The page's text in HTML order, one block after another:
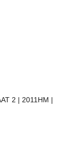
2 | 2011HM |